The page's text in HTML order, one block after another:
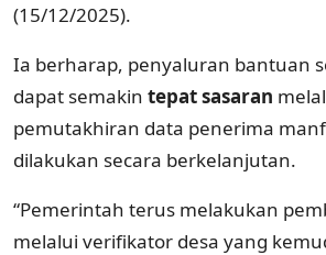
(15/12/2025).
Ia berharap, penyaluran bantuan
dapat semakin tepat sasaran
pemutakhiran data penerima
dilakukan secara berkelanjutan.
“Pemerintah terus melakukan
melalui verifikator desa yang